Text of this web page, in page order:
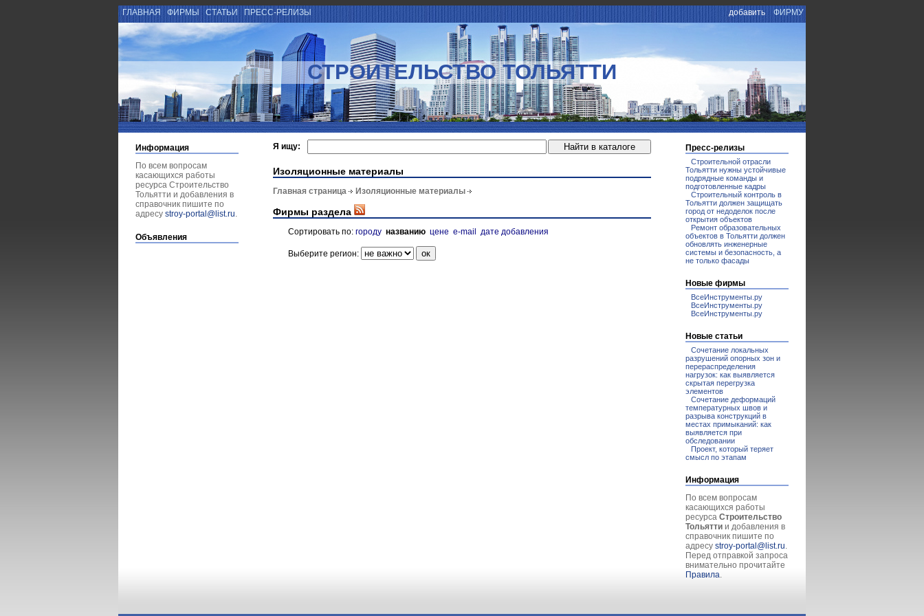
ГЛАВНАЯ ФИРМЫ СТАТЬИ ПРЕСС-РЕЛИЗЫ добавить ФИРМУ
СТРОИТЕЛЬСТВО ТОЛЬЯТТИ
Информация
По всем вопросам
касающихся работы
ресурса Строительство
Тольятти и добавления в
справочник пишите по
адресу stroy-portal@list.ru.
Объявления
Я ищу:
Изоляционные материалы
Главная страница Изоляционные материалы
Фирмы раздела
Сортировать по: городу названию цене e-mail дате добавления
Выберите регион:
Пресс-релизы
Строительной отрасли
Тольятти нужны устойчивые
подрядные команды и
подготовленные кадры
Строительный контроль в
Тольятти должен защищать
город от недоделок после
открытия объектов
Ремонт образовательных
объектов в Тольятти должен
обновлять инженерные
системы и безопасность, а
не только фасады
Новые фирмы
ВсеИнструменты.ру
ВсеИнструменты.ру
ВсеИнструменты.ру
Новые статьи
Сочетание локальных
разрушений опорных зон и
перераспределения
нагрузок: как выявляется
скрытая перегрузка
элементов
Сочетание деформаций
температурных швов и
разрыва конструкций в
местах примыканий: как
выявляется при
обследовании
Проект, который теряет
смысл по этапам
Информация
По всем вопросам
касающихся работы
ресурса Строительство
Тольятти и добавления в
справочник пишите по
адресу stroy-portal@list.ru.
Перед отправкой запроса
внимательно прочитайте
Правила.